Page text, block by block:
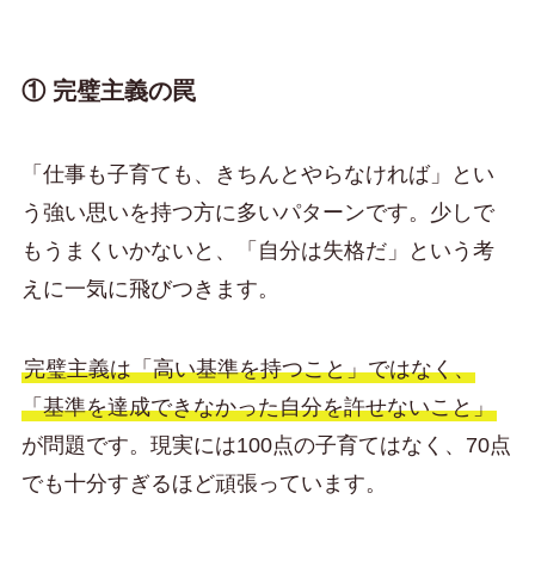
① 完璧主義の罠
「仕事も子育ても、きちんとやらなければ」とい
う強い思いを持つ方に多いパターンです。少しで
もうまくいかないと、「自分は失格だ」という考
えに一気に飛びつきます。
完璧主義は「高い基準を持つこと」ではなく、
「基準を達成できなかった自分を許せないこと」
が問題です。現実には100点の子育てはなく、70点
でも十分すぎるほど頑張っています。